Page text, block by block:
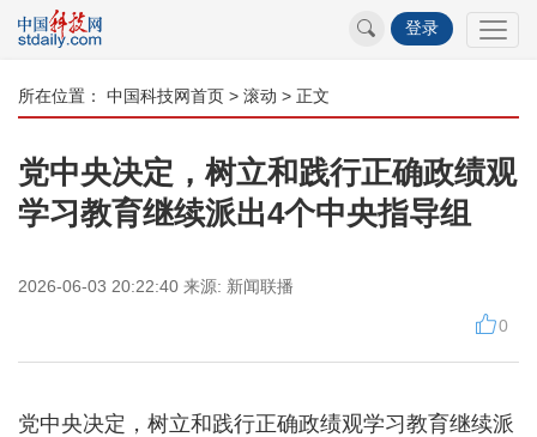
登录
所在位置： 中国科技网首页 > 滚动 > 正文
党中央决定，树立和践行正确政绩观
学习教育继续派出4个中央指导组
2026-06-03 20:22:40 来源: 新闻联播
0
党中央决定， 树立和践行正确政绩观学习教育继续派